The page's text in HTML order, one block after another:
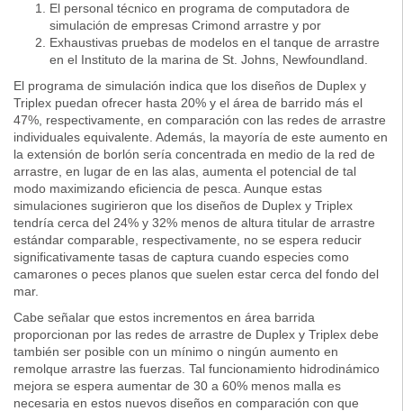
El personal técnico en programa de computadora de
simulación de empresas Crimond arrastre y por
Exhaustivas pruebas de modelos en el tanque de arrastre
en el Instituto de la marina de St. Johns, Newfoundland.
El programa de simulación indica que los diseños de Duplex y
Triplex puedan ofrecer hasta 20% y el área de barrido más el
47%, respectivamente, en comparación con las redes de arrastre
individuales equivalente. Además, la mayoría de este aumento en
la extensión de borlón sería concentrada en medio de la red de
arrastre, en lugar de en las alas, aumenta el potencial de tal
modo maximizando eficiencia de pesca. Aunque estas
simulaciones sugirieron que los diseños de Duplex y Triplex
tendría cerca del 24% y 32% menos de altura titular de arrastre
estándar comparable, respectivamente, no se espera reducir
significativamente tasas de captura cuando especies como
camarones o peces planos que suelen estar cerca del fondo del
mar.
Cabe señalar que estos incrementos en área barrida
proporcionan por las redes de arrastre de Duplex y Triplex debe
también ser posible con un mínimo o ningún aumento en
remolque arrastre las fuerzas. Tal funcionamiento hidrodinámico
mejora se espera aumentar de 30 a 60% menos malla es
necesaria en estos nuevos diseños en comparación con que